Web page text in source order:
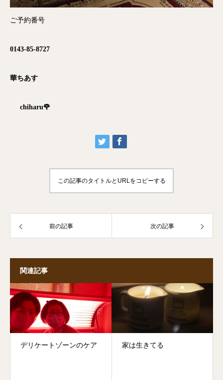
ご予約番号
0143-85-8727
華ちあす
chiharu🌹
この記事のタイトルとURLをコピーする
前の記事 次の記事
関連記事
デリケートゾーンのケア 家は生きてる